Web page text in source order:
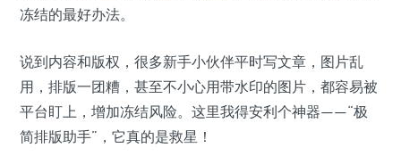
冻结的最好办法。
说到内容和版权，很多新手小伙伴平时写文章，图片乱
用，排版一团糟，甚至不小心用带水印的图片，都容易被
平台盯上，增加冻结风险。这里我得安利个神器——“极
简排版助手”，它真的是救星！